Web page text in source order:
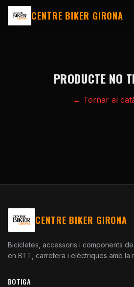
CENTRE BIKER GIRONA
PRODUCTE NO
← Tornar al
CENTRE BIKER GIRONA
Bicicletes, accessoris i components
en BTT, carretera i elèctriques amb la
BOTIGA